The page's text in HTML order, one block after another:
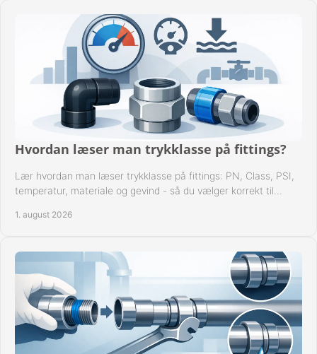
Hvordan læser man trykklasse på fittings?
Lær hvordan man læser trykklasse på fittings: PN, Class, PSI,
temperatur, materiale og gevind - så du vælger korrekt til
1. august 2026